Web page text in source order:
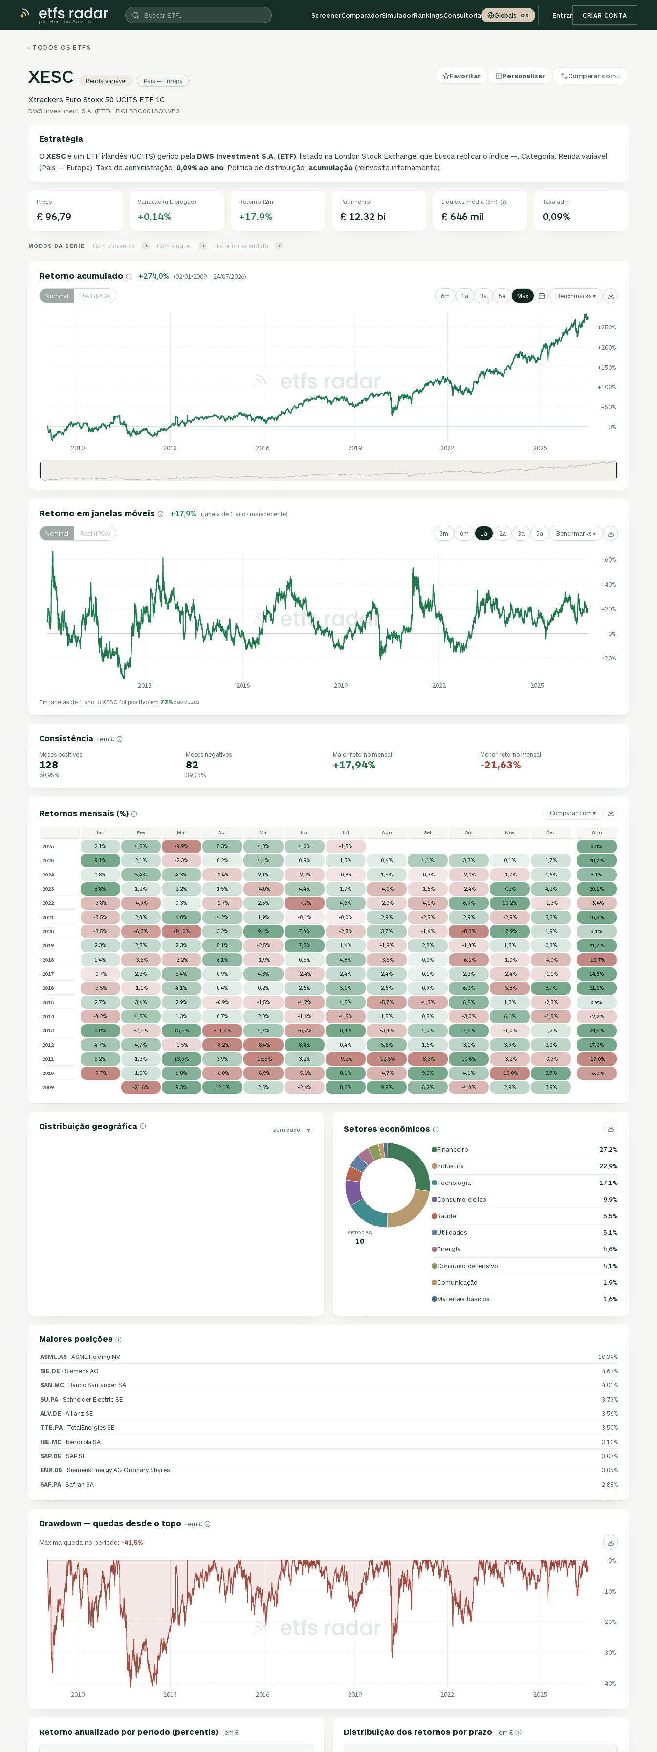
por Horizon Advisors
ScreenerComparadorSimuladorRankingsConsultoria Globais ON Entrar CRIAR CONTA
‹ TODOS OS ETFS
XESC Renda variável País — Europa
Favoritar Personalizar Comparar com…
Xtrackers Euro Stoxx 50 UCITS ETF 1C
DWS Investment S.A. (ETF) · FIGI BBG001SQNVB3
Estratégia
O XESCé um ETF irlandês (UCITS) gerido pela DWS Investment S.A. (ETF), listado na London Stock Exchange, que busca replicar o índice —. Categoria: Renda variável
(País — Europa). Taxa de administração: 0,09% ao ano. Política de distribuição: acumulação(reinveste internamente).
Preço
£ 96,79
Variação (últ. pregão)
+0,14%
Retorno 12m
+17,9%
Patrimônio
£ 12,32 bi
Liquidez média (3m)
£ 646 mil
Taxa adm.
0,09%
MODOS DA SÉRIE Com proventos i Com aluguel i Histórico estendido i
Retorno acumulado +274,0% (02/01/2009 – 24/07/2026)
Nominal Real (IPCA) 6m 1a 3a 5a Máx Benchmarks ▾
0%
+50%
+100%
+150%
+200%
+250%
2010 2013 2016 2019 2022 2025
Retorno em janelas móveis +17,9% (janela de 1 ano · mais recente)
Nominal Real (IPCA) 3m 6m 1a 2a 3a 5a Benchmarks ▾
-20%
0%
+20%
+40%
+60%
2013 2016 2019 2022 2025
Em janelas de 1 ano, o XESC foi positivo em:73%das vezes
Consistência · em £
Meses positivos
128
60,95%
Meses negativos
82
39,05%
Maior retorno mensal
+17,94%
Menor retorno mensal
-21,63%
Retornos mensais (%) Comparar com ▾
Jan Fev Mar Abr Mai Jun Jul Ago Set Out Nov Dez Ano
2026 2,1% 4,8% -9,9% 5,3% 4,3% 4,0% -1,5% 8,4%
2025 9,1% 2,1% -2,3% 0,2% 4,4% 0,9% 1,3% 0,6% 4,1% 3,3% 0,1% 1,7% 28,2%
2024 0,8% 5,4% 4,3% -2,4% 2,1% -2,2% -0,8% 1,5% -0,3% -2,0% -1,7% 1,6% 6,1%
2023 8,8% 1,2% 2,2% 1,5% -4,0% 4,4% 1,7% -4,0% -1,6% -2,4% 7,2% 4,2% 20,1%
2022 -3,8% -4,9% 0,3% -2,7% 2,5% -7,7% 4,6% -2,0% -4,1% 6,9% 10,2% -1,3% -3,4%
2021 -3,5% 2,4% 6,0% 4,2% 1,9% -0,1% -0,0% 2,9% -2,5% 2,9% -2,9% 3,8% 15,5%
2020 -3,5% -6,3% -14,0% 3,2% 9,4% 7,4% -2,8% 3,7% -1,6% -8,3% 17,9% 1,9% 3,1%
2019 2,3% 2,8% 2,3% 5,1% -2,5% 7,5% 1,6% -1,9% 2,3% -1,4% 1,3% 0,8% 21,7%
2018 1,4% -3,5% -3,2% 6,1% -1,9% 0,5% 4,8% -3,6% 0,0% -6,1% -1,0% -4,0% -10,7%
2017 -0,7% 2,3% 5,4% 0,9% 4,8% -2,4% 2,4% 2,4% 0,1% 2,3% -2,4% -1,1% 14,5%
2016 -3,5% -1,1% 4,1% 0,4% 0,2% 2,6% 5,1% 2,6% 0,9% 6,0% -5,8% 8,7% 21,0%
2015 2,7% 3,6% 2,9% -0,9% -1,5% -4,7% 4,5% -5,7% -4,5% 6,5% 1,3% -2,3% 0,9%
2014 -4,2% 4,5% 1,3% 0,7% 2,0% -1,6% -4,5% 1,5% 0,5% -3,0% 6,1% -4,8% -2,2%
2013 8,0% -2,1% 15,5% -11,8% 4,7% -6,0% 8,4% -3,4% 4,0% 7,6% -1,0% 1,2% 24,4%
2012 4,7% 4,7% -1,5% -8,2% -8,4% 8,4% 0,4% 5,6% 1,6% 3,1% 3,9% 3,0% 17,0%
2011 5,2% 1,3% 13,9% 3,9% -15,5% 3,2% -9,2% -12,5% -8,3% 10,6% -3,2% -3,3% -17,0%
2010 -9,7% 1,8% 6,8% -6,0% -6,9% -5,1% 8,1% -4,7% 9,3% 4,1% -10,0% 8,7% -6,5%
2009 -21,6% 9,3% 12,1% 2,5% -2,6% 8,3% 9,9% 6,2% -4,4% 2,9% 3,9%
Distribuição geográfica sem dado ▾ Setores econômicos
SETORES
10
Financeiro 27,2%
Indústria 22,9%
Tecnologia 17,1%
Consumo cíclico 9,9%
Saúde 5,5%
Utilidades 5,1%
Energia 4,6%
Consumo defensivo 4,1%
Comunicação 1,9%
Materiais básicos 1,6%
Maiores posições
ASML.AS· ASML Holding NV 10,39%
SIE.DE · Siemens AG 4,67%
SAN.MC· Banco Santander SA 4,01%
SU.PA· Schneider Electric SE 3,73%
ALV.DE · Allianz SE 3,56%
TTE.PA· TotalEnergies SE 3,50%
IBE.MC· Iberdrola SA 3,10%
SAP.DE · SAP SE 3,07%
ENR.DE · Siemens Energy AG Ordinary Shares 3,05%
SAF.PA· Safran SA 2,88%
Drawdown — quedas desde o topo · em £
Máxima queda no período: -41,5%
-40%
-30%
-20%
-10%
0%
2010 2013 2016 2019 2022 2025
Retorno anualizado por período (percentis) · em £ Distribuição dos retornos por prazo · em £